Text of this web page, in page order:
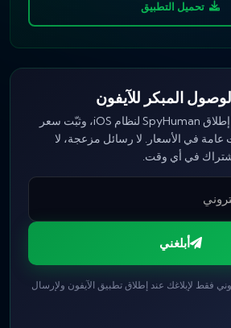
تحميل التطبيق
المبكر للآيفون
كن أول من يعرف يوم إطلاق SpyHuman لنظام iOS، وثبّت سعر
عامة في الأسعار. لا رسائل مزعجة، لا
في أي وقت.
أبلغني
فقط لإبلاغك عند إطلاق تطبيق الآيفون ولإرسال